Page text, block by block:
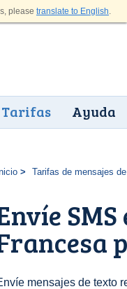
please translate to English.
Tarifas Ayuda
Tarifas de mensajes
mensajes de texto